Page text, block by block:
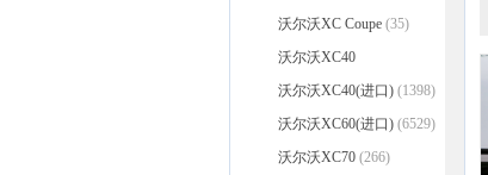
沃尔沃XC Coupe (35)
沃尔沃XC40
RECHARGE(进口) (62)
沃尔沃XC40(进口) (1398)
沃尔沃XC60(进口) (6529)
沃尔沃XC70 (266)